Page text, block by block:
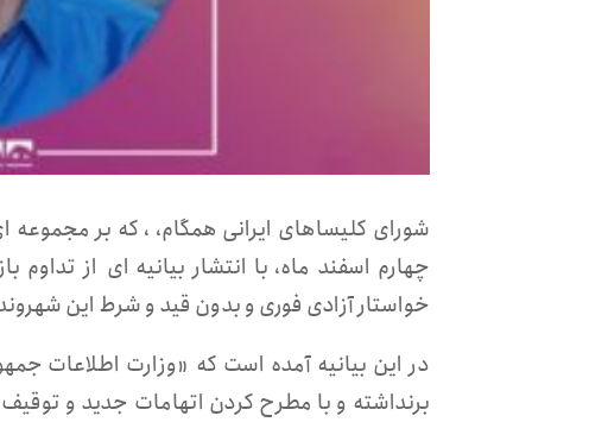
شورای کلیساهای ایرانی همگام، ، که بر
چهارم اسفند ماه، با انتشار بیانیه ای از
خواستار آزادی فوری و بدون قید و شرط این
در این بیانیه آمده است که «وزارت اطلاعات
برنداشته و با مطرح کردن اتهامات جدید و